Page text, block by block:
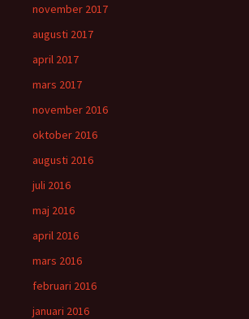
november 2017
augusti 2017
april 2017
mars 2017
november 2016
oktober 2016
augusti 2016
juli 2016
maj 2016
april 2016
mars 2016
februari 2016
januari 2016